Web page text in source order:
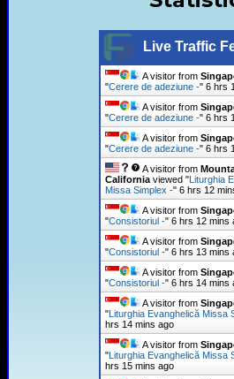
Live Traffic
A visitor from
"Cerere de adeziune -" 6 hrs
A visitor from
"Cerere de adeziune -" 6 hrs
A visitor from
"Cerere de adeziune -" 6 hrs
A visitor from
Californiaviewed "Liturghia
Missa Simplex -" 6 hrs 12
A visitor from
"Consistoriul -" 6 hrs 12 mins
A visitor from
"Consistoriul -" 6 hrs 13 mins
A visitor from
"Consistoriul -" 6 hrs 14 mins
A visitor from
"Liturghia Evanghelică Missa
hrs 14 mins ago
A visitor from
"Liturghia Evanghelică Missa
hrs 15 mins ago